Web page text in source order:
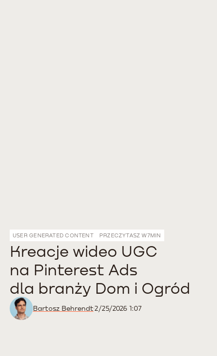
USER GENERATED CONTENT PRZECZYTASZ W7MIN
Kreacje wideo UGC
na Pinterest Ads
dla branży Dom i Ogród
Bartosz Behrendt2/25/2026 1:07